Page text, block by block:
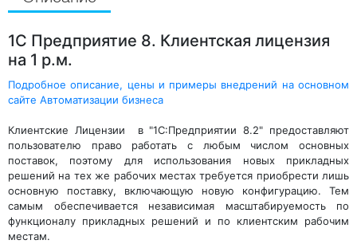
1С Предприятие 8. Клиентская лицензия
на 1 р.м.
Подробное описание, цены и примеры внедрений на основном
сайте Автоматизации бизнеса
Клиентские Лицензии в "1С:Предприятии 8.2" предоставляют
пользователю право работать с любым числом основных
поставок, поэтому для использования новых прикладных
решений на тех же рабочих местах требуется приобрести лишь
основную поставку, включающую новую конфигурацию. Тем
самым обеспечивается независимая масштабируемость по
функционалу прикладных решений и по клиентским рабочим
местам.